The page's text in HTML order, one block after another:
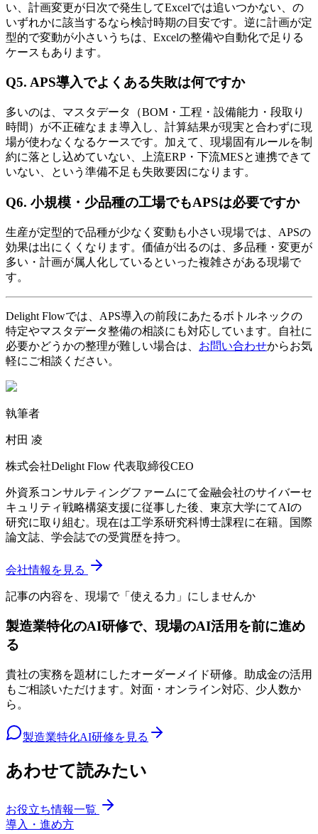
い、計画変更が日次で発生してExcelでは追いつかない、の
いずれかに該当するなら検討時期の目安です。逆に計画が定
型的で変動が小さいうちは、Excelの整備や自動化で足りる
ケースもあります。
Q5. APS導入でよくある失敗は何ですか
多いのは、マスタデータ（BOM・工程・設備能力・段取り
時間）が不正確なまま導入し、計算結果が現実と合わずに現
場が使わなくなるケースです。加えて、現場固有ルールを制
約に落とし込めていない、上流ERP・下流MESと連携できて
いない、という準備不足も失敗要因になります。
Q6. 小規模・少品種の工場でもAPSは必要ですか
生産が定型的で品種が少なく変動も小さい現場では、APSの
効果は出にくくなります。価値が出るのは、多品種・変更が
多い・計画が属人化しているといった複雑さがある現場で
す。
Delight Flowでは、APS導入の前段にあたるボトルネックの
特定やマスタデータ整備の相談にも対応しています。自社に
必要かどうかの整理が難しい場合は、 お問い合わせからお気
軽にご相談ください。
執筆者
村田 凌
株式会社Delight Flow 代表取締役CEO
外資系コンサルティングファームにて金融会社のサイバーセ
キュリティ戦略構築支援に従事した後、東京大学にてAIの
研究に取り組む。現在は工学系研究科博士課程に在籍。国際
論文誌、学会誌での受賞歴を持つ。
会社情報を見る
記事の内容を、現場で「使える力」にしませんか
製造業特化のAI研修で、現場のAI活用を前に進め
る
貴社の実務を題材にしたオーダーメイド研修。助成金の活用
もご相談いただけます。対面・オンライン対応、少人数か
ら。
製造業特化AI研修を見る
あわせて読みたい
お役立ち情報一覧
導入・進め方